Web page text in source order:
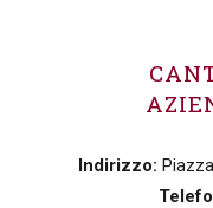
Indirizzo: